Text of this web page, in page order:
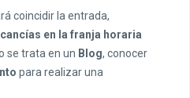
coincidir la entrada,
en la franja horaria
se trata en un Blog, conocer
para realizar una